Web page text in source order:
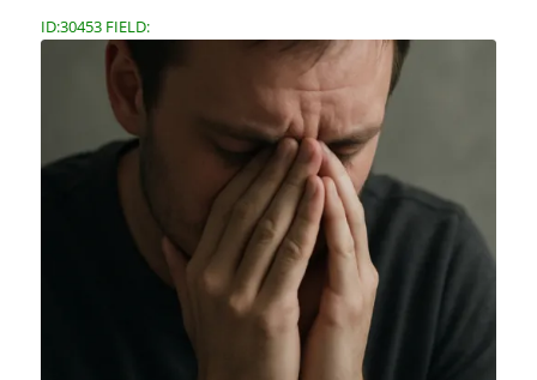
ID:30453 FIELD: